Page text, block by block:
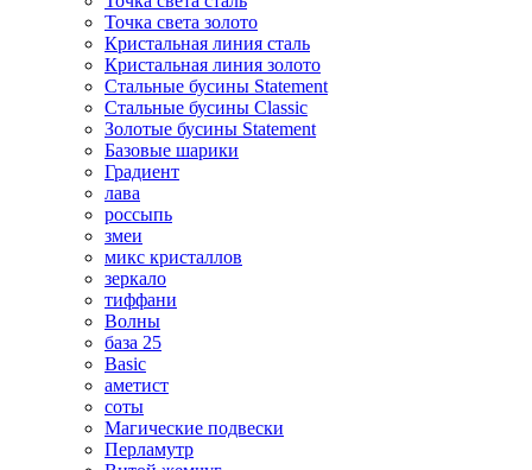
Точка света золото
Кристальная линия сталь
Кристальная линия золото
Стальные бусины Statement
Стальные бусины Classic
Золотые бусины Statement
Базовые шарики
Градиент
лава
россыпь
змеи
микс кристаллов
зеркало
тиффани
Волны
база 25
Basic
аметист
соты
Магические подвески
Перламутр